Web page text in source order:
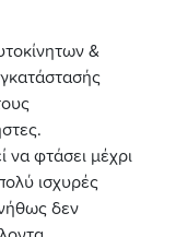
&
να φτάσει μέχρι
ισχυρές
δεν